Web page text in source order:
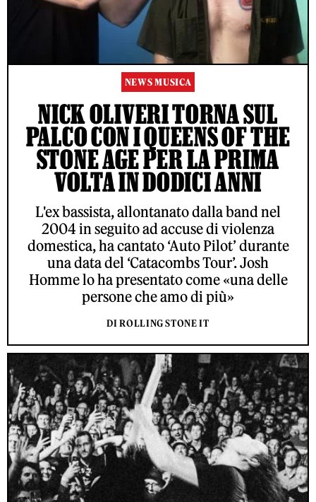
NEWS MUSICA
NICK OLIVERI TORNA SUL
PALCO CON I QUEENS OF THE
STONE AGE PER LA PRIMA
VOLTA IN DODICI ANNI
L'ex bassista, allontanato dalla band nel
2004 in seguito ad accuse di violenza
domestica, ha cantato ‘Auto Pilot’ durante
una data del ‘Catacombs Tour’. Josh
Homme lo ha presentato come «una delle
persone che amo di più»
DI ROLLING STONE IT